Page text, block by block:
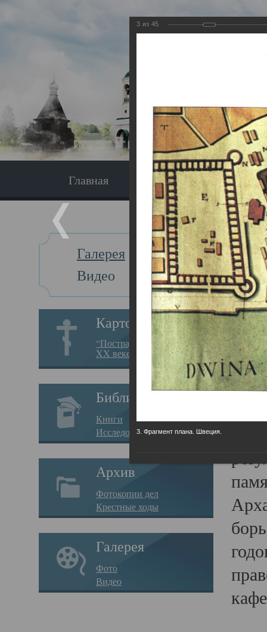
Главная Экскурсия
Галерея
Видео
Картотека
“Пострадавшие за веру в
XX веке на Севере”
Библиотека
Книги
Исследования
Архив
Фотокопии дел
Крестные ходы
Галерея
Фото
Видео
Главная
3 из 45
3. Фрагмент плана. Швеция.